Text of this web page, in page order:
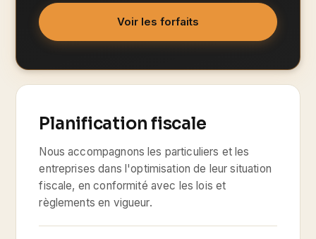
Voir les forfaits
Planification fiscale
Nous accompagnons les particuliers et les
entreprises dans l'optimisation de leur situation
fiscale, en conformité avec les lois et
règlements en vigueur.